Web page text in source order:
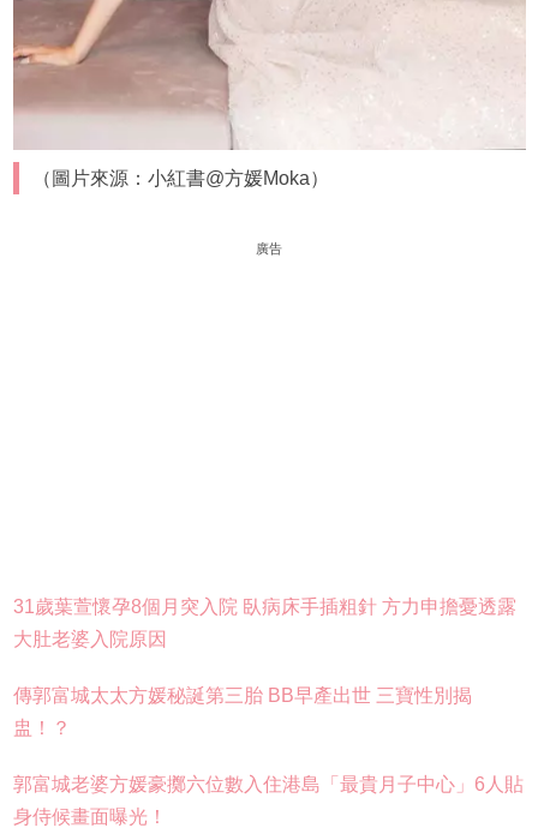
（圖片來源：小紅書@方媛Moka）
廣告
31歲葉萱懷孕8個月突入院 臥病床手插粗針 方力申擔憂透露
大肚老婆入院原因
傳郭富城太太方媛秘誕第三胎 BB早產出世 三寶性別揭
盅！？
郭富城老婆方媛豪擲六位數入住港島「最貴月子中心」6人貼
身侍候畫面曝光！